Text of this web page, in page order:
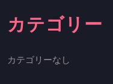
カテゴリー
カテゴリーなし